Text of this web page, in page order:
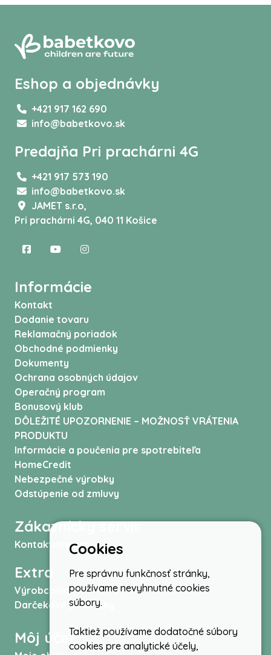
Eshop a objednávky
+421 917 162 690
info@babetkovo.sk
Predajňa Pri prachárni 4G
+421 917 573 190
info@babetkovo.sk
JAMET s.r.o,
Pri prachárni 4G, 040 11 Košice
Informácie
Kontakt
Dodanie tovaru
Reklamačný poriadok
Obchodné podmienky
Dokumenty
Ochrana osobných údajov
Operačný program
Bonusový klub
DÔLEŽITÉ UPOZORNENIE – MOŽNOSŤ VRÁTENIA
PRODUKTU
Informácie a poučenia pre spotrebiteľa
HomeCredit
Nebezpečné výrobky
Odstúpenie od zmluvy
Zákaznícky servis
Kontaktujte nás
Extra
Výrobcovia
Darčekové poukážky
Môj účet
Cookies
Pre správnu funkčnosť stránky,
používame nevyhnutné cookies
súbory.
Taktiež používame dodatočné súbory
cookies pre analytické účely,